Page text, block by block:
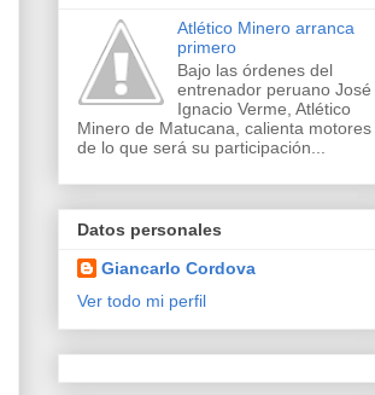
Atlético Minero arranca
primero
Bajo las órdenes del
entrenador peruano José
Ignacio Verme, Atlético
Minero de Matucana, calienta motores
de lo que será su participación...
Datos personales
Giancarlo Cordova
Ver todo mi perfil